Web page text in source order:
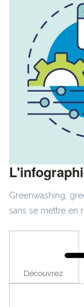
Greenwashing,
sans se mettre en
Découvrez